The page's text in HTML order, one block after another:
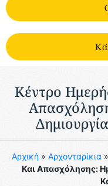
Κέντρο
Aρχική» Αρχονταρίκια »
Και Απασχόλησης: